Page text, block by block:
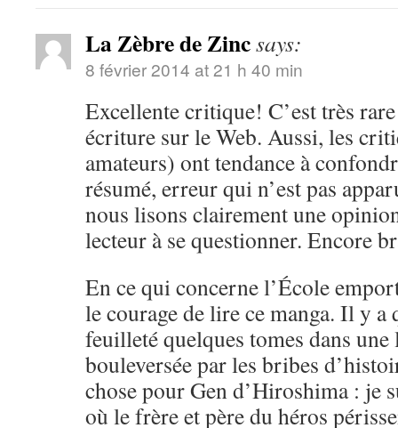
La Zèbre de Zincsays:
8 février 2014 at 21 h 40 min
Excellente critique! C’est très
écriture sur le Web. Aussi, les
amateurs) ont tendance à
résumé, erreur qui n’est pas
nous lisons clairement une
lecteur à se questionner. Encore
En ce qui concerne l’École
le courage de lire ce manga. Il y a
feuilleté quelques tomes dans
bouleversée par les bribes
chose pour Gen d’Hiroshima : je
où le frère et père du héros